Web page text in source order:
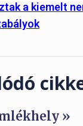
a kiemelt
»